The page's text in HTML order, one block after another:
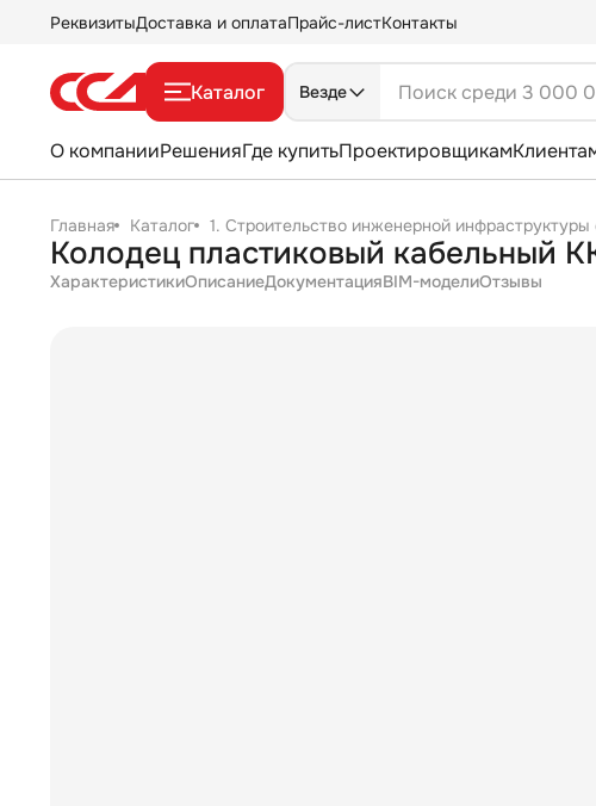
РеквизитыДоставка и оплатаПрайс-листКонтакты
Каталог Везде
О компанииРешенияГде купитьПроектировщикам
Главная Каталог 1. Строительство инженерной инфраструктуры
Колодец пластиковый кабельный
ХарактеристикиОписаниеДокументацияBIM-моделиОтзывы